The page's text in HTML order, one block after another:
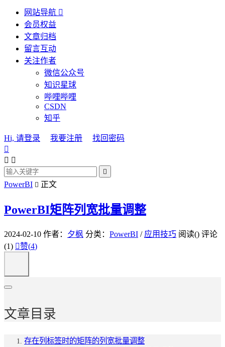
网站导航 
会员权益
文章归档
留言互动
关注作者
微信公众号
知识星球
哔哩哔哩
CSDN
知乎
Hi, 请登录 我要注册
找回密码

 

PowerBI  正文
PowerBI矩阵列宽批量调整
2024-02-10 作者： 夕枫 分类： PowerBI / 应用技巧 阅读() 评论
(1) 赞(4)
文章目录
存在列标签时的矩阵的列宽批量调整